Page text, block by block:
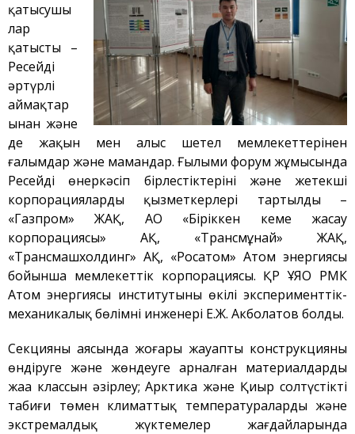
Жұмыстардың бағыты
Атом энергетикасын
дамыту
Термоядролық
зерттеуілері
Ядролық нысанның
мониторингі
конверсиялау
Сутекті энергетика
Жаңалықтар
Жарияланымдармен
өнертабыстар
Хабарландырулар
Қауіпсіздік
Антитеррор
Фотоальбом
Қызметтер
«Маяк» қонақ үйі
Метрологиялық қызмет
қатысушы
лар
қатысты –
Ресейдің
әртүрлі
аймақтар
ынан және
де жақын мен алыс шетел мемлекеттерінен
ғалымдар және мамандар. Ғылыми форум жұмысында
Ресейдің өнеркәсіп бірлестіктерінің және жетекші
корпорациялардың қызметкерлері тартылды –
«Газпром» ЖАҚ, АО «Біріккен кеме жасау
корпорациясы» АҚ, «Трансмұнай» ЖАҚ,
«Трансмашхолдинг» АҚ, «Росатом» Атом энергиясы
бойынша мемлекеттік корпорациясы. ҚР ҰЯО РМК
Атом энергиясы институтының өкілі эксперименттік-
механикалық бөлімнің инженері Е.Ж. Акболатов болды.
Секцияның аясында жоғары жауапты конструкцияны
өндіруге және жөндеуге арналған материалдардың
жаңа классын әзірлеу; Арктика және Қиыр солтүстіктің
табиғи төмен климаттық температуралардың және
экстремалдық жүктемелер жағдайларында